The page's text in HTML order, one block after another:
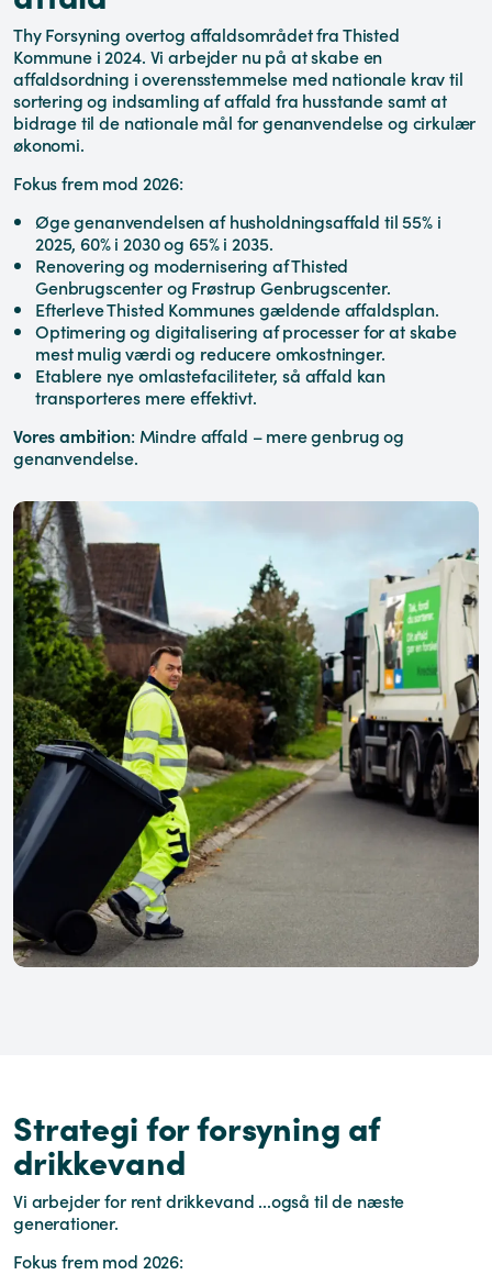
Thy Forsyning overtog affaldsområdet fra Thisted
Kommune i 2024. Vi arbejder nu på at skabe en
affaldsordning i overensstemmelse med nationale krav til
sortering og indsamling af affald fra husstande samt at
bidrage til de nationale mål for genanvendelse og cirkulær
økonomi.
Fokus frem mod 2026:
Øge genanvendelsen af husholdningsaffald til 55% i
2025, 60% i 2030 og 65% i 2035.
Renovering og modernisering af Thisted
Genbrugscenter og Frøstrup Genbrugscenter.
Efterleve Thisted Kommunes gældende affaldsplan.
Optimering og digitalisering af processer for at skabe
mest mulig værdi og reducere omkostninger.
Etablere nye omlastefaciliteter, så affald kan
transporteres mere effektivt.
Vores ambition: Mindre affald – mere genbrug og
genanvendelse.
Strategi for forsyning af
drikkevand
Vi arbejder for rent drikkevand ...også til de næste
generationer.
Fokus frem mod 2026: